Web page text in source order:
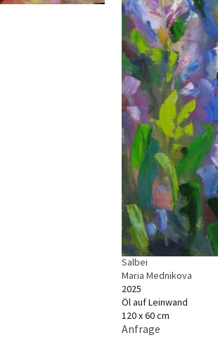
Salbei
Maria Mednikova
2025
Öl auf Leinwand
120 x 60 cm
Anfrage